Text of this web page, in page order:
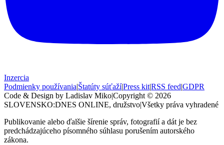
Inzercia
Podmienky používania|Štatúty súťaží|Press kit|RSS feed|GDPR
Code & Design by Ladislav Miko|Copyright © 2026
SLOVENSKO:DNES ONLINE, družstvo|Všetky práva vyhradené
Publikovanie alebo ďalšie šírenie správ, fotografií a dát je bez
predchádzajúceho písomného súhlasu porušením autorského
zákona.